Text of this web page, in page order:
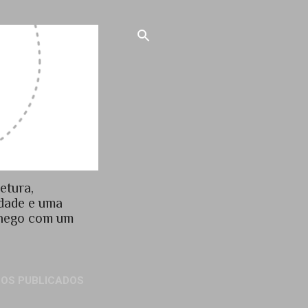
e uma
com um